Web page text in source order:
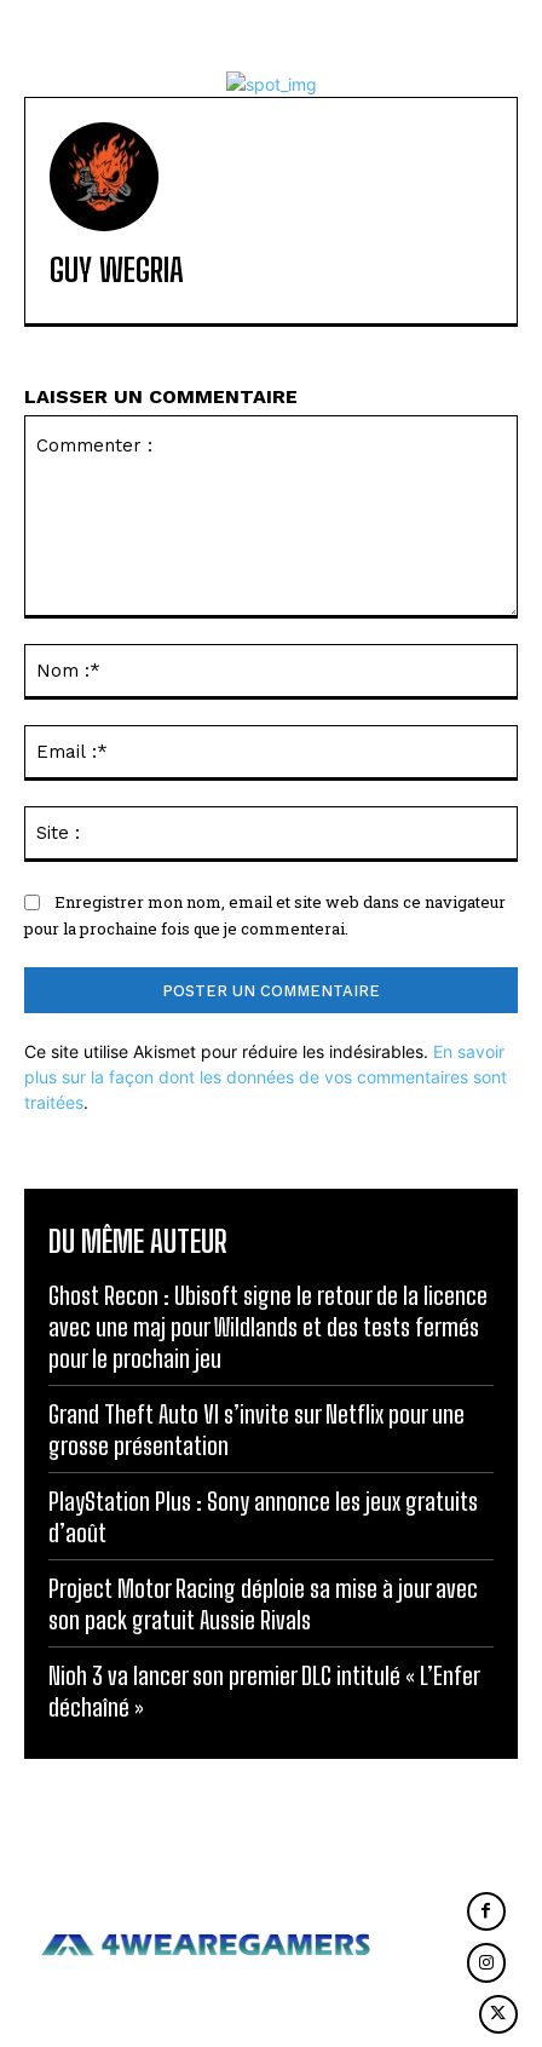
GUY WEGRIA
LAISSER UN COMMENTAIRE
Enregistrer mon nom, email et site web dans ce navigateur
pour la prochaine fois que je commenterai.
Ce site utilise Akismet pour réduire les indésirables. En savoir
plus sur la façon dont les données de vos commentaires sont
traitées.
DU MÊME AUTEUR
Ghost Recon : Ubisoft signe le retour de la licence
avec une maj pour Wildlands et des tests fermés
pour le prochain jeu
Grand Theft Auto VI s’invite sur Netflix pour une
grosse présentation
PlayStation Plus : Sony annonce les jeux gratuits
d’août
Project Motor Racing déploie sa mise à jour avec
son pack gratuit Aussie Rivals
Nioh 3 va lancer son premier DLC intitulé « L’Enfer
déchaîné »